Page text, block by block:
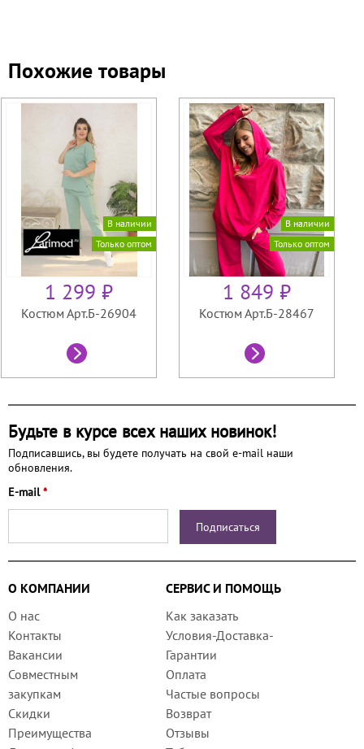
Похожие товары
В наличии
Только оптом
1 299 ₽
Костюм Арт.Б-26904
В наличии
Только оптом
1 849 ₽
Костюм Арт.Б-28467
Будьте в курсе всех наших новинок!
Подписавшись, вы будете получать на свой e-mail наши
обновления.
E-mail*
О КОМПАНИИ
СЕРВИС И ПОМОЩЬ
О нас
Контакты
Вакансии
Совместным
закупкам
Скидки
Преимущества
Как заказать
Условия-Доставка-
Гарантии
Оплата
Частые вопросы
Возврат
Отзывы